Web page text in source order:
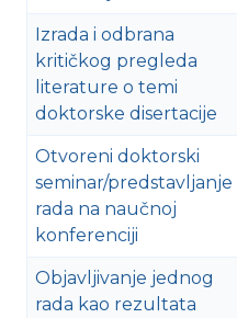
Izrada i odbrana
kritičkog pregleda
literature o temi
doktorske disertacije
Otvoreni doktorski
seminar/predstavljanje
rada na naučnoj
konferenciji
Objavljivanje jednog
rada kao rezultata